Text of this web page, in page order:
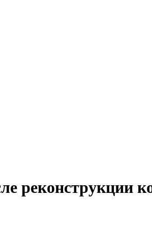
реконструкции